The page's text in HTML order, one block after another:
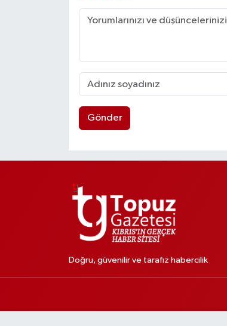
Gönder
Doğru, güvenilir ve tarafız habercilik